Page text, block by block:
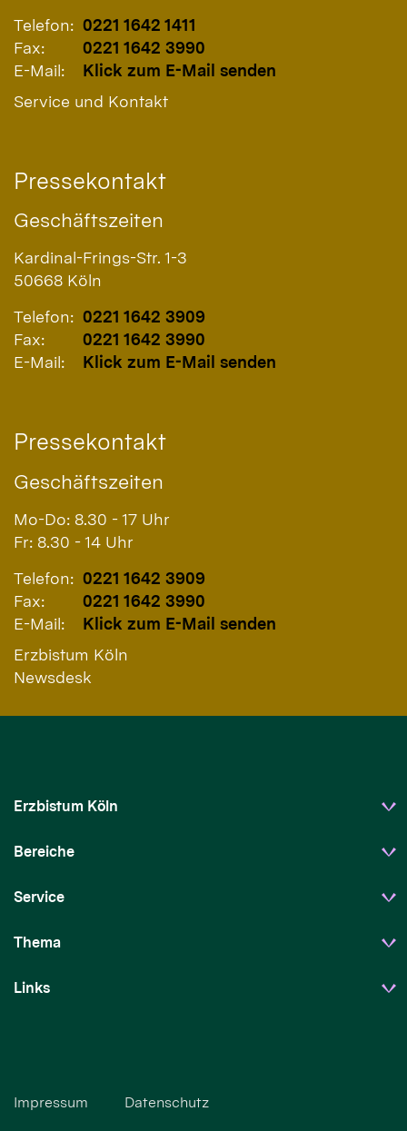
Telefon: 0221 1642 1411
Fax:
0221 1642 3990
E-Mail:
Klick zum E-Mail senden
Service und Kontakt
Pressekontakt
Geschäftszeiten
Kardinal-Frings-Str. 1-3
50668 Köln
Telefon: 0221 1642 3909
Fax:
0221 1642 3990
E-Mail:
Klick zum E-Mail senden
Pressekontakt
Geschäftszeiten
Mo-Do: 8.30 - 17 Uhr
Fr: 8.30 - 14 Uhr
Telefon: 0221 1642 3909
Fax:
0221 1642 3990
E-Mail:
Klick zum E-Mail senden
Erzbistum Köln
Newsdesk
Erzbistum Köln
Bereiche
Service
Thema
Links
Impressum Datenschutz